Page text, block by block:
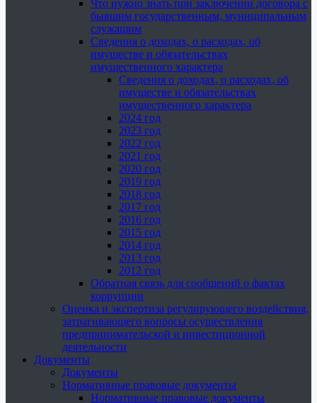
Что нужно знать при заключении договора с
бывшим государственным, муниципальным
служащим
Сведения о доходах, о расходах, об
имуществе и обязательствах
имущественного характера
Сведения о доходах, о расходах, об
имуществе и обязательствах
имущественного характера
2024 год
2023 год
2022 год
2021 год
2020 год
2019 год
2018 год
2017 год
2016 год
2015 год
2014 год
2013 год
2012 год
Обратная связь для сообщений о фактах
коррупции
Оценка и экспертиза регулирующего воздействия,
затрагивающего вопросы осуществления
предпринимательской и инвестиционной
деятельности
Документы
Документы
Нормативные правовые документы
Нормативные правовые документы